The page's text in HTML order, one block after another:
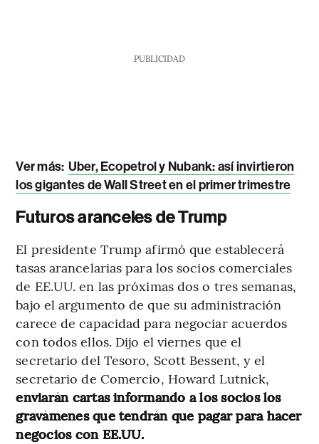
PUBLICIDAD
Ver más: Uber, Ecopetrol y Nubank: así invirtieron
los gigantes de Wall Street en el primer trimestre
Futuros aranceles de Trump
El presidente Trump afirmó que establecerá
tasas arancelarias para los socios comerciales
de EE.UU. en las próximas dos o tres semanas,
bajo el argumento de que su administración
carece de capacidad para negociar acuerdos
con todos ellos. Dijo el viernes que el
secretario del Tesoro, Scott Bessent, y el
secretario de Comercio, Howard Lutnick,
enviarán cartas informando a los socios los
gravámenes que tendrán que pagar para hacer
negocios con EE.UU.